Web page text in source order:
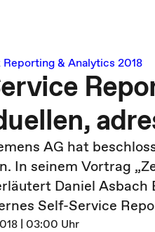
& Analytics 2018
AG hat
In seinem Vortrag
Daniel
Self-Service
| 03:00 Uhr